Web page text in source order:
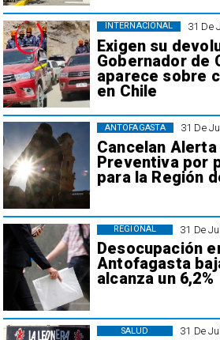
31 De
Exigen su
Gobernador de
aparece sobre
en Chile
INTERNACIONAL
31 De
Cancelan Alerta
Preventiva por
para la Región
ANTOFAGASTA
31 De
Desocupación
Antofagasta
alcanza un 6,2%
REGIONAL
31 De
SALUD